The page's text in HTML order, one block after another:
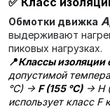
Обмотки движка
выдерживают
пиковых нагрузках.
📍Классы изоляции
допустимой
°C) → F (155 °C)→ H
использует класс F